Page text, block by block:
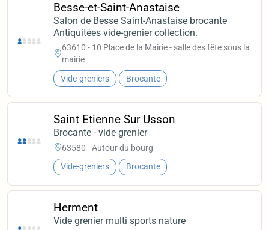
Besse-et-Saint-Anastaise
Salon de Besse Saint-Anastaise brocante
Antiquitées vide-grenier collection.
63610 - 10 Place de la Mairie - salle des fête sous la
mairie
Vide-greniers Brocante
Saint Etienne Sur Usson
Brocante - vide grenier
63580 - Autour du bourg
Vide-greniers Brocante
Herment
Vide grenier multi sports nature